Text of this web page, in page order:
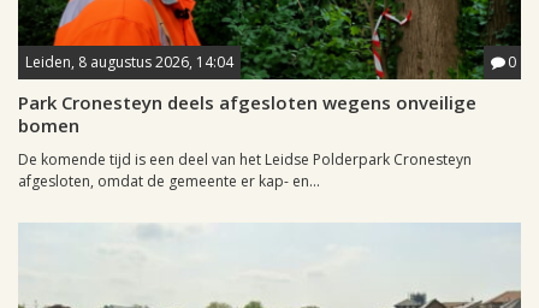
Leiden, 8 augustus 2026, 14:04 0
Park Cronesteyn deels afgesloten wegens onveilige
bomen
De komende tijd is een deel van het Leidse Polderpark Cronesteyn
afgesloten, omdat de gemeente er kap- en...